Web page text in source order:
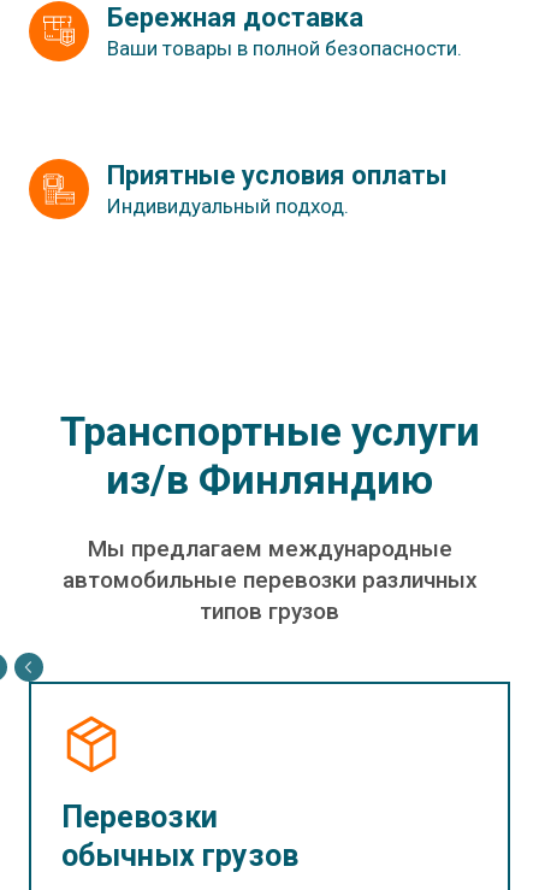
Бережная доставка
Ваши товары в полной безопасности.
Приятные условия оплаты
Индивидуальный подход.
Транспортные услуги
из/в Финляндию
Мы предлагаем международные
автомобильные перевозки различных
типов грузов
Перевозки
обычных грузов